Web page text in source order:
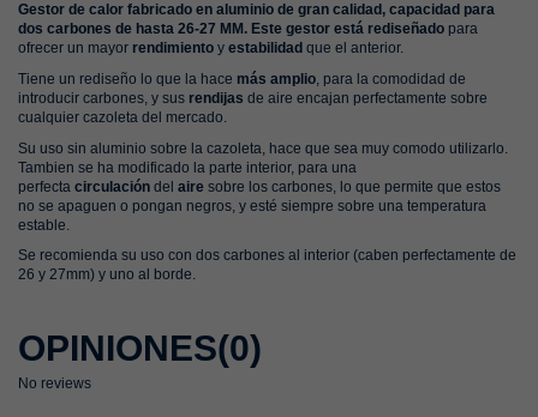
Gestor de calor fabricado en aluminio de gran calidad, capacidad para
dos carbones de hasta 26-27 MM. Este gestor está rediseñado para
ofrecer un mayor rendimiento y estabilidad que el anterior.
Tiene un rediseño lo que la hace más amplio, para la comodidad de
introducir carbones, y sus rendijas de aire encajan perfectamente sobre
cualquier cazoleta del mercado.
Su uso sin aluminio sobre la cazoleta, hace que sea muy comodo utilizarlo.
Tambien se ha modificado la parte interior, para una
perfecta circulación del aire sobre los carbones, lo que permite que estos
no se apaguen o pongan negros, y esté siempre sobre una temperatura
estable.
Se recomienda su uso con dos carbones al interior (caben perfectamente de
26 y 27mm) y uno al borde.
OPINIONES(0)
No reviews